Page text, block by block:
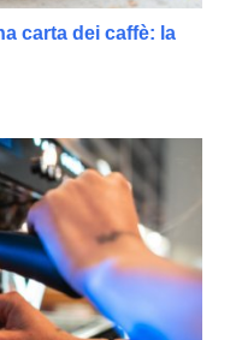
carta dei caffè: la